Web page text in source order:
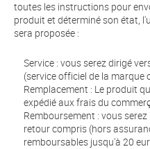
toutes les instructions pour
produit et déterminé son état,
sera proposée :
Service : vous serez dirigé
(service officiel de la marque
Remplacement : Le produit
expédié aux frais du
Remboursement : vous
retour compris (hors
remboursables jusqu'à 20